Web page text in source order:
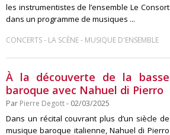
les instrumentistes de l’ensemble Le Consort
dans un programme de musiques ...
CONCERTS- LA SCÈNE- MUSIQUE D'ENSEMBLE
À la découverte de la basse
baroque avec Nahuel di Pierro
Par Pierre Degott- 02/03/2025
Dans un récital couvrant plus d’un siècle de
musique baroque italienne, Nahuel di Pierro